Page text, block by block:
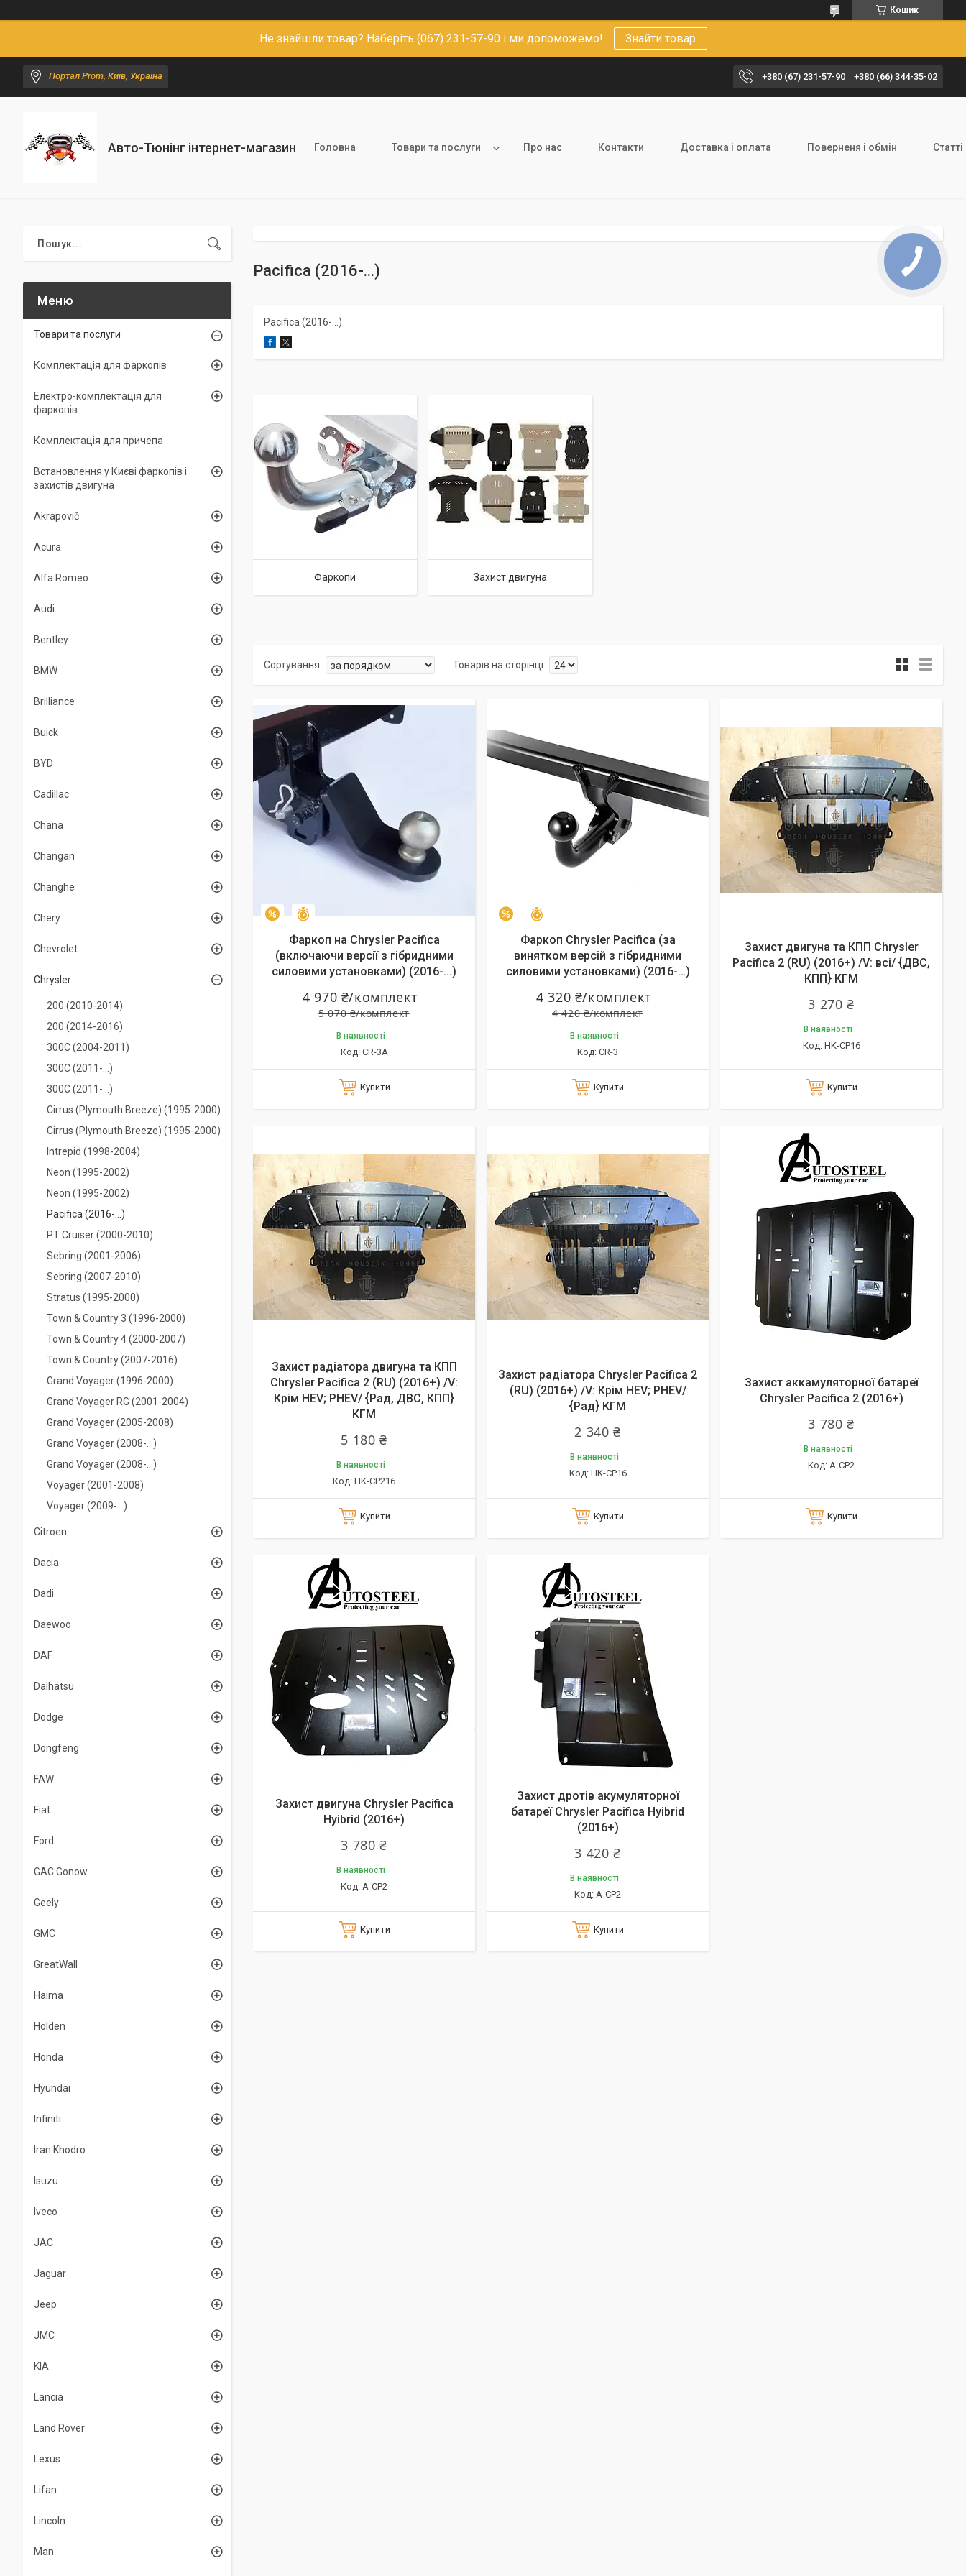
Кошик
Не знайшли товар? Наберіть (067) 231-57-90 і ми допоможемо! Знайти товар
Портал Prom, Київ, Україна +380 (67) 231-57-90 +380 (66) 344-35-02
Авто-Тюнінг інтернет-магазин Головна Товари та послуги Про нас Контакти Доставка і оплата Поверненя і обмін Статті
Pacifica (2016-...)
Pacifica (2016-...)
Фаркопи Захист двигуна
–2% Залишилось 26 днів
Фаркоп на Chrysler Pacifica
(включаючи версії з гібридними
силовими установками) (2016-...)
5 070 ₴/комплект
4 970 ₴/комплект
В наявності
CR-3A
Купити
–2%
Фаркоп Chrysler Pacifica (за
винятком версій з гібридними
силовими установками) (2016-…)
4 420 ₴/комплект
4 320 ₴/комплект
В наявності
CR-3
Купити
Захист двигуна та КПП Chrysler
Pacifica 2 (RU) (2016+) /V: всі/ {ДВС,
КПП} КГМ
3 270 ₴
В наявності
HK-CP16
Купити
Захист радіатора двигуна та КПП
Chrysler Pacifica 2 (RU) (2016+) /V:
Крім HEV; PHEV/ {Рад, ДВС, КПП}
КГМ
5 180 ₴
В наявності
HK-CP216
Купити
Захист радіатора Chrysler Pacifica 2
(RU) (2016+) /V: Крім HEV; PHEV/
{Рад} КГМ
2 340 ₴
В наявності
HK-CP16
Купити
Захист аккамуляторної батареї
Chrysler Pacifica 2 (2016+)
3 780 ₴
В наявності
А-CP2
Купити
Захист двигуна Chrysler Pacifica
Hyibrid (2016+)
3 780 ₴
В наявності
А-CP2
Купити
Захист дротів акумуляторної
батареї Chrysler Pacifica Hyibrid
(2016+)
3 420 ₴
В наявності
А-CP2
Купити
Товари та послуги
Комплектація для фаркопів
Електро-комплектація для
фаркопів
Комплектація для причепа
Встановлення у Києві фаркопів і
захистів двигуна
Akrapovič
Acura
Alfa Romeo
Audi
Bentley
BMW
Brilliance
Buick
BYD
Cadillac
Chana
Changan
Changhe
Chery
Chevrolet
Chrysler
200 (2010-2014)
200 (2014-2016)
300C (2004-2011)
300C (2011-...)
300C (2011-...)
Cirrus (Plymouth Breeze) (1995-2000)
Cirrus (Plymouth Breeze) (1995-2000)
Intrepid (1998-2004)
Neon (1995-2002)
Neon (1995-2002)
Pacifica (2016-...)
PT Cruiser (2000-2010)
Sebring (2001-2006)
Sebring (2007-2010)
Stratus (1995-2000)
Town & Country 3 (1996-2000)
Town & Country 4 (2000-2007)
Town & Country (2007-2016)
Grand Voyager (1996-2000)
Grand Voyager RG (2001-2004)
Grand Voyager (2005-2008)
Grand Voyager (2008-...)
Grand Voyager (2008-...)
Voyager (2001-2008)
Voyager (2009-...)
Citroen
Dacia
Dadi
Daewoo
DAF
Daihatsu
Dodge
Dongfeng
FAW
Fiat
Ford
GAC Gonow
Geely
GMC
GreatWall
Haima
Holden
Honda
Hyundai
Infiniti
Iran Khodro
Isuzu
Iveco
JAC
Jaguar
Jeep
JMC
KIA
Lancia
Land Rover
Lexus
Lifan
Lincoln
Man